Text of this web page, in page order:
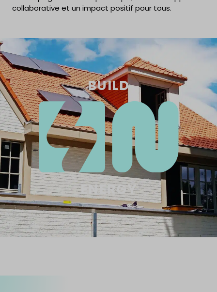
collaborative et un impact positif pour tous.
BUILD
ENERGY